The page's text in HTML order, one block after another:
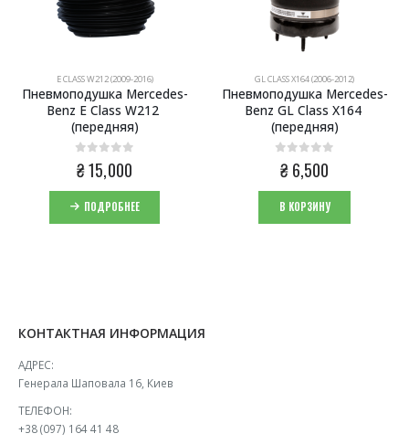
E CLASS W212 (2009-2016)
Пневмоподушка Mercedes-
Benz E Class W212
(передняя)
0 из 5
₴15,000
ПОДРОБНЕЕ
GL CLASS X164 (2006-2012)
Пневмоподушка Mercedes-
Benz GL Class X164
(передняя)
0из 5
₴6,500
В КОРЗИНУ
КОНТАКТНАЯ ИНФОРМАЦИЯ
АДРЕС:
Генерала Шаповала 16, Киев
ТЕЛЕФОН:
+38 (097) 164 41 48